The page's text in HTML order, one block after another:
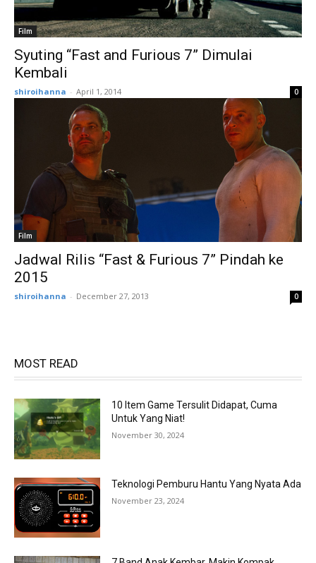
Film
Syuting “Fast and Furious 7” Dimulai
Kembali
shiroihanna - April 1, 2014 0
Film
Jadwal Rilis “Fast & Furious 7” Pindah ke
2015
shiroihanna - December 27, 2013 0
MOST READ
10 Item Game Tersulit Didapat, Cuma
Untuk Yang Niat!
November 30, 2024
Teknologi Pemburu Hantu Yang Nyata Ada
November 23, 2024